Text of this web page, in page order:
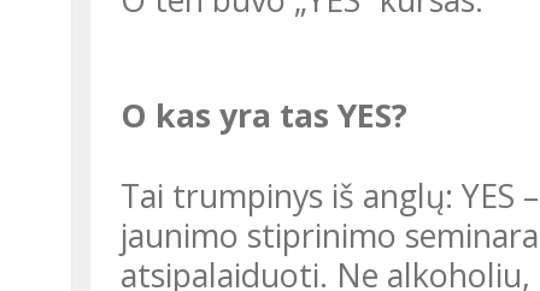
O kas yra tas YES?
Tai trumpinys iš anglų: YES – Youth Empowerment Seminar –
jaunimo stiprinimo
atsipalaiduoti. Ne